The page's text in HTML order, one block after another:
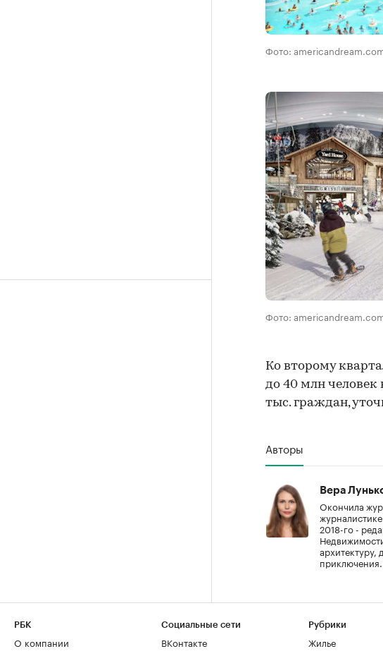
Фото:
Фото:
Ко второму
до 40 млн человек
тыс. граждан,
Авторы
Вера
Окончила
2018-го -
архитектуру,
приключения.
РБК
О компании
Социальные сети
ВКонтакте
Рубрики
Жилье